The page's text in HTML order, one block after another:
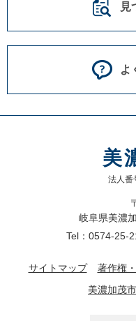
見
よ
美
法人番
岐阜県美濃
Tel：0574-25-
サイトマップ 著作権
美濃加茂